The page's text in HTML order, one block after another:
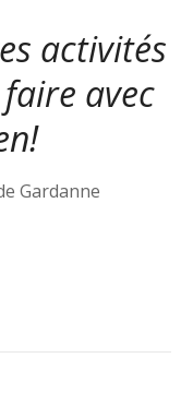
activités
avec
Gardanne